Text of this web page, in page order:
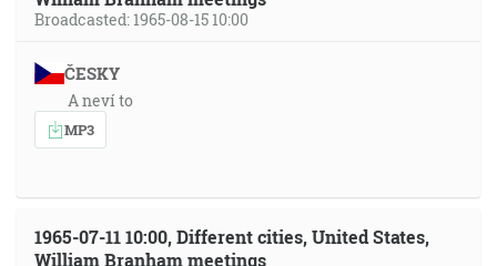
Broadcasted: 1965-08-15 10:00
ČESKY
A neví to
MP3
1965-07-11 10:00, Different cities, United States,
William Branham meetings